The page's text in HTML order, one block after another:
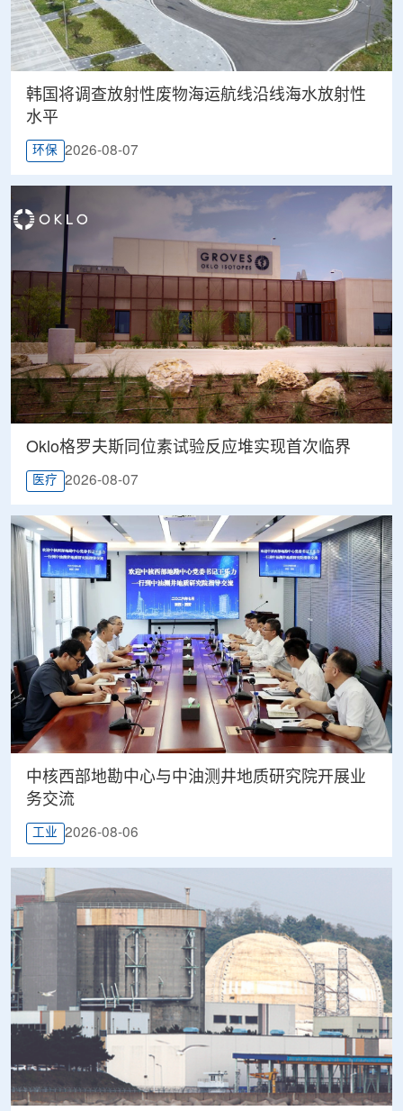
韩国将调查放射性废物海运航线沿线海水放射性
水平
环保 2026-08-07
Oklo格罗夫斯同位素试验反应堆实现首次临界
医疗 2026-08-07
中核西部地勘中心与中油测井地质研究院开展业
务交流
工业 2026-08-06